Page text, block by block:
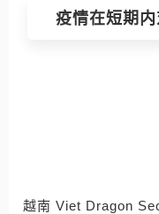
疫情在短期
越南 Viet Dragon